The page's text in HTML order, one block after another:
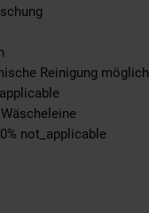
Reinigung möglich
not_applicable